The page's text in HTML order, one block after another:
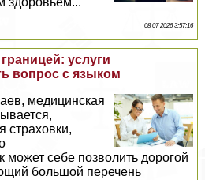
08 07 2026 3:57:16
услуги
вопрос с языком
медицинская
страховки,
себе позволить дорогой
большой перечень